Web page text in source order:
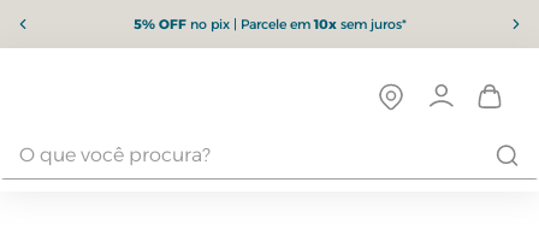
5% OFFno pix | Parcele em10xsem juros*